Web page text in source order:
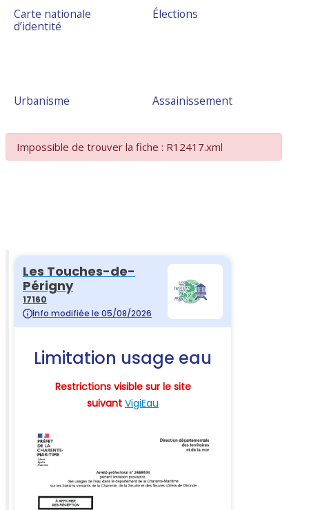
Carte nationale
d’identité
Élections
Urbanisme Assainissement
Impossible de trouver la fiche : R12417.xml